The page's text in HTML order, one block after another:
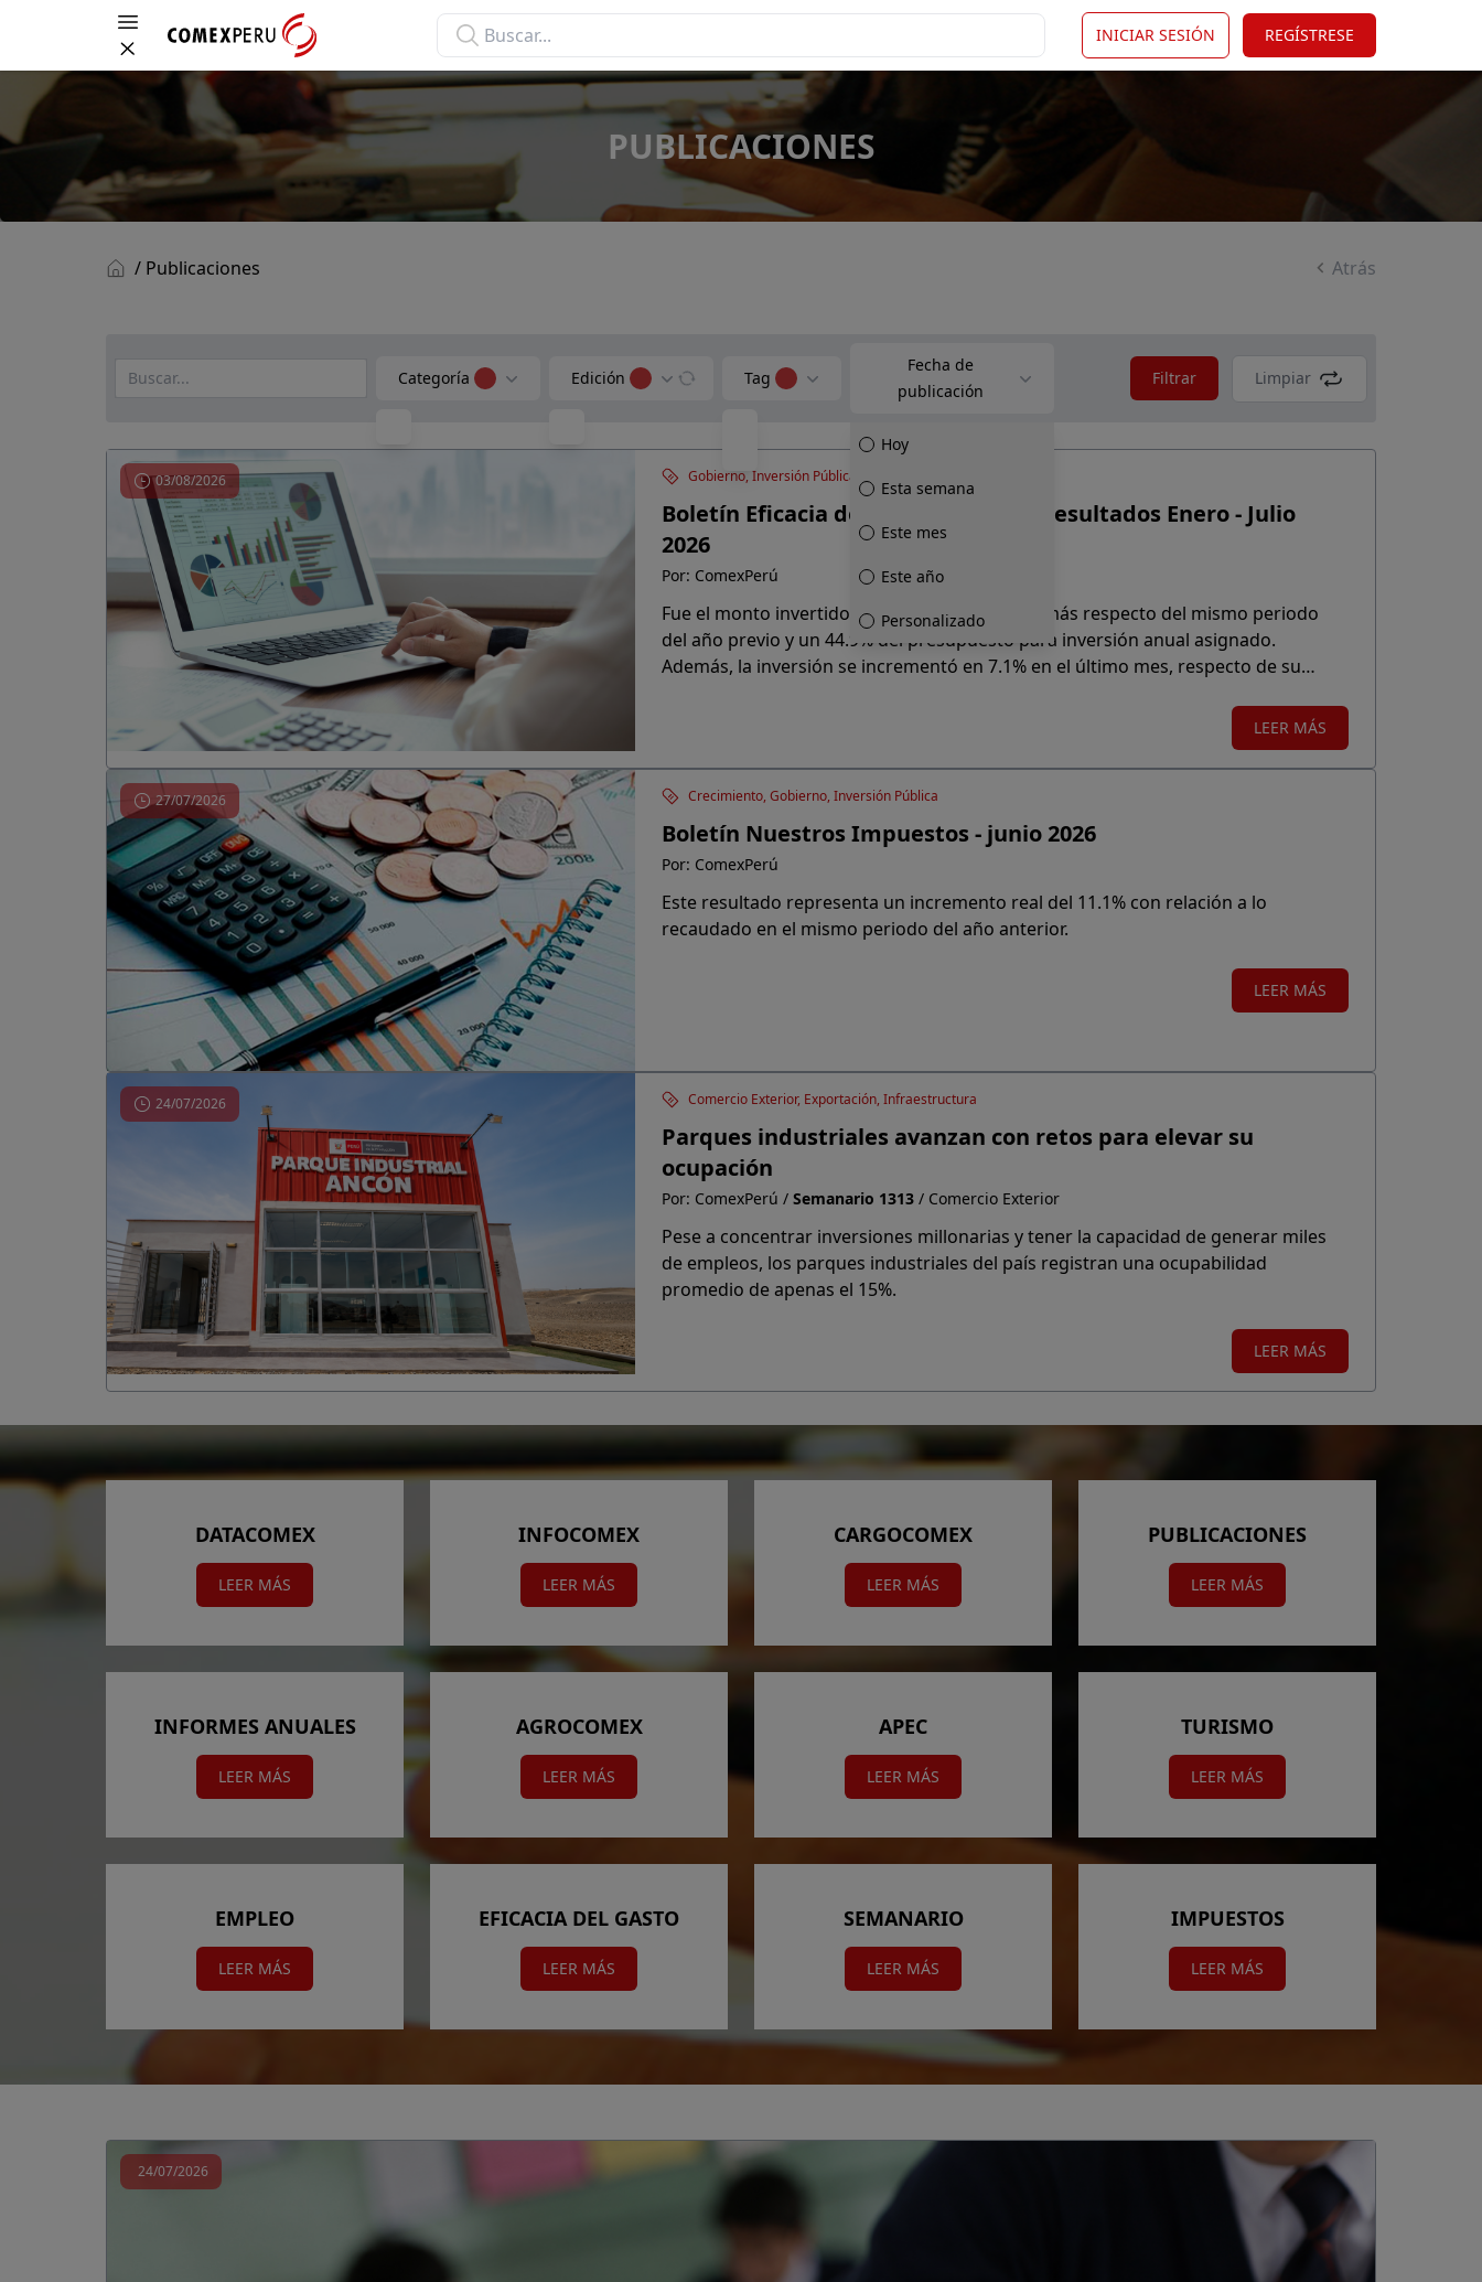
Open menu
ComexPerú INICIAR SESIÓN REGÍSTRESE
PUBLICACIONES
/ Publicaciones Atrás
Categoría Edición Tag
Fecha de
publicación
Hoy
Esta semana
Este mes
Este año
Personalizado
Filtrar Limpiar
03/08/2026 Gobierno, Inversión Pública
Boletín Eficacia del Gasto Público - Resultados Enero - Julio
2026
Por: ComexPerú
Fue el monto invertido por el Estado, un 7.8% más respecto del mismo periodo
del año previo y un 44.9% del presupuesto para inversión anual asignado.
Además, la inversión se incrementó en 7.1% en el último mes, respecto de su
LEER MÁS
27/07/2026 Crecimiento, Gobierno, Inversión Pública
Boletín Nuestros Impuestos - junio 2026
Por: ComexPerú
Este resultado representa un incremento real del 11.1% con relación a lo
recaudado en el mismo periodo del año anterior.
LEER MÁS
24/07/2026 Comercio Exterior, Exportación, Infraestructura
Parques industriales avanzan con retos para elevar su
ocupación
Por: ComexPerú /Semanario 1313 / Comercio Exterior
Pese a concentrar inversiones millonarias y tener la capacidad de generar miles
de empleos, los parques industriales del país registran una ocupabilidad
promedio de apenas el 15%.
LEER MÁS
DATACOMEX
LEER MÁS
INFOCOMEX
LEER MÁS
CARGOCOMEX
LEER MÁS
PUBLICACIONES
LEER MÁS
INFORMES ANUALES
LEER MÁS
AGROCOMEX
LEER MÁS
APEC
LEER MÁS
TURISMO
LEER MÁS
EMPLEO
LEER MÁS
EFICACIA DEL GASTO
LEER MÁS
SEMANARIO
LEER MÁS
IMPUESTOS
LEER MÁS
24/07/2026